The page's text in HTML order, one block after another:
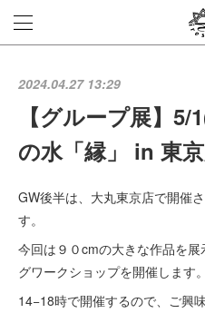
2024.04.27 13:29
【グループ展】
の水「縁」 in 東
GW後半は、大丸東京店で開催
す。
今回は９０cmの大きな作品を
グワークショップを開催します。
14−18時で開催するので、ご興